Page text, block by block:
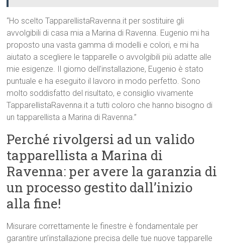
“Ho scelto TapparellistaRavenna.it per sostituire gli
avvolgibili di casa mia a Marina di Ravenna. Eugenio mi ha
proposto una vasta gamma di modelli e colori, e mi ha
aiutato a scegliere le tapparelle o avvolgibili più adatte alle
mie esigenze. Il giorno dell’installazione, Eugenio è stato
puntuale e ha eseguito il lavoro in modo perfetto. Sono
molto soddisfatto del risultato, e consiglio vivamente
TapparellistaRavenna.it a tutti coloro che hanno bisogno di
un tapparellista a Marina di Ravenna.”
Perché rivolgersi ad un valido
tapparellista a Marina di
Ravenna: per avere la garanzia di
un processo gestito dall’inizio
alla fine!
Misurare correttamente le finestre è fondamentale per
garantire un’installazione precisa delle tue nuove tapparelle